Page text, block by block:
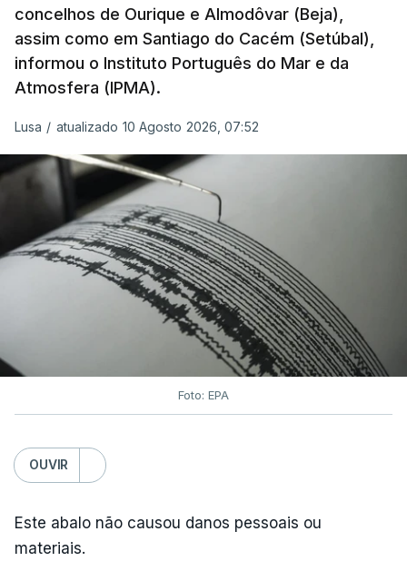
Houve também uma “diminuição significativa de
caudais de rios, incluindo rios como o Sena, o
Reno e o Danúbio” que teveimpacto no
abastecimento de água
de energia em vários países.
De acordo com o Serviço de Mudanças Climáticas
Copernicus
, implementado pelo Centro Europeu de
Previsões Meteorológicas de Médio Prazo,
também registou a maior temperatura da
superfície do marde sempre, neste mês, nos
oceanos extrapolares.
Aliás, em toda a Europa os recordes ao longo do
Atlântico e do Mediterrâneo ocidental foram
ondas de calor marinhas fortes ou
Em julho, a temperatura da superfície do mar
estabelecido em julho de 2023, com 20,89°C.
concelhos de Ourique e Almodôvar (Beja),
assim como em Santiago do Cacém (Setúbal),
informou o Instituto Português do Mar e da
Atmosfera (IPMA).
Lusa / atualizado 10 Agosto 2026, 07:52
Foto: EPA
OUVIR
Este abalo não causou danos pessoais ou
materiais.